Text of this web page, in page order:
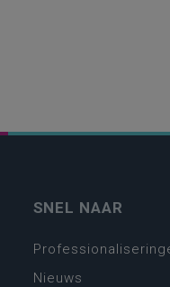
SNEL NAAR
Nieuws